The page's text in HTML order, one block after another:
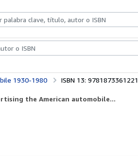
1930-1980 ISBN 13: 9781873361221
the American automobile...